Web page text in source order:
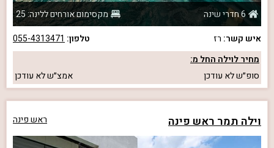
6 חדרי שינה
מקסימום אורחים ללינה: 25
איש קשר: רז טלפון: 055-4313471
מחיר לוילה החל מ:
סופ״שלא עודכן אמצ״שלא עודכן
וילה תמר ראש פינה ראש פינה